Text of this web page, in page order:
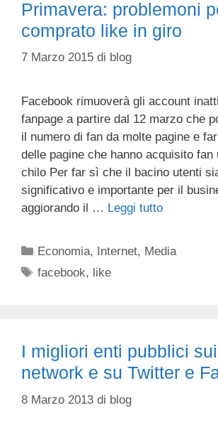
Primavera: problemoni
comprato like in giro
7 Marzo 2015 di blog
Facebook rimuoverà gli account
fanpage a partire dal 12 marzo che
il numero di fan da molte pagine e
delle pagine che hanno acquisito fan
chilo Per far sì che il bacino utenti
significativo e importante per il
aggiorando il … Leggi tutto
Categorie
Economia, Internet, Media
Tag
facebook, like
I migliori enti pubblici
network e su Twitter e
8 Marzo 2013 di blog